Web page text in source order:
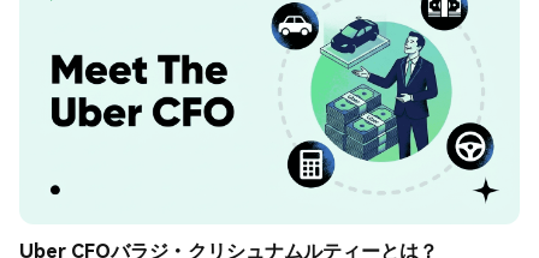
Uber CFOバラジ・クリシュナムルティーとは？